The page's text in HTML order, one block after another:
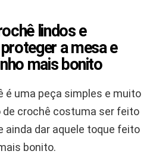
lindos e
a mesa e
mais bonito
é uma peça simples e muito
de crochê costuma ser feito
ainda dar aquele toque feito
bonito.